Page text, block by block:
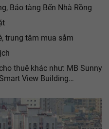
Bảo tàng Bến Nhà Rồng
trung tâm mua sắm
thuê khác như: MB Sunny
View Building…